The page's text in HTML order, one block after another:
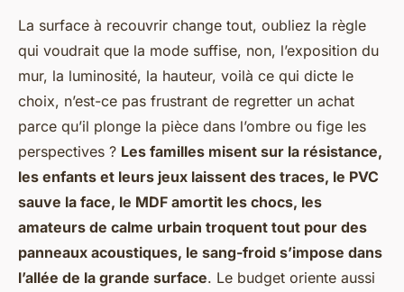
La surface à recouvrir change tout, oubliez la règle
qui voudrait que la mode suffise, non, l’exposition du
mur, la luminosité, la hauteur, voilà ce qui dicte le
choix, n’est-ce pas frustrant de regretter un achat
parce qu’il plonge la pièce dans l’ombre ou fige les
perspectives ? Les familles misent sur la résistance,
les enfants et leurs jeux laissent des traces, le PVC
sauve la face, le MDF amortit les chocs, les
amateurs de calme urbain troquent tout pour des
panneaux acoustiques, le sang-froid s’impose dans
l’allée de la grande surface. Le budget oriente aussi